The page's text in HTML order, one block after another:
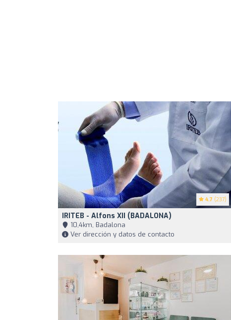
4.7 (237)
IRITEB - Alfons XII (BADALONA)
10,4km, Badalona
Ver dirección y datos de contacto